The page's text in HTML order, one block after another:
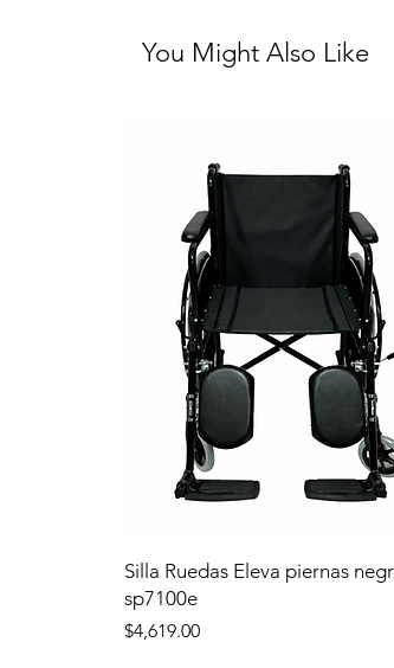
You Might Also Like
Silla Ruedas Eleva piernas
sp7100e
Precio
$4,619.00